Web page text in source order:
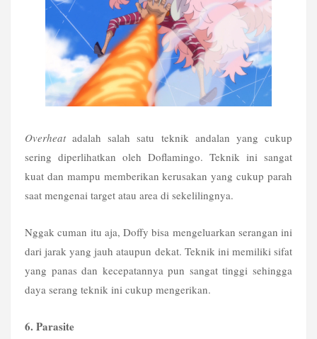
Overheat adalah salah satu teknik andalan yang cukup
sering diperlihatkan oleh Doflamingo. Teknik ini sangat
kuat dan mampu memberikan kerusakan yang cukup parah
saat mengenai target atau area di sekelilingnya.
Nggak cuman itu aja, Doffy bisa mengeluarkan serangan ini
dari jarak yang jauh ataupun dekat. Teknik ini memiliki sifat
yang panas dan kecepatannya pun sangat tinggi sehingga
daya serang teknik ini cukup mengerikan.
6. Parasite